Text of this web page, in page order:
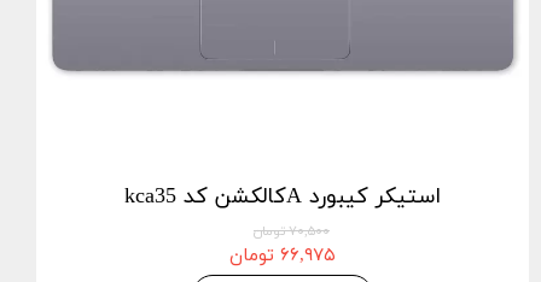
استيكر كيبورد Aکالکشن کد kca35
۷۰,۵۰۰ تومان
۶۶,۹۷۵ تومان